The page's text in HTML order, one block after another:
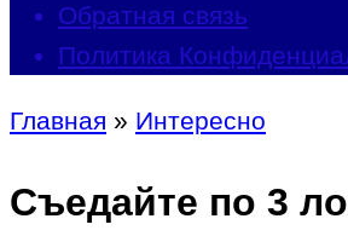
Обратная связь
Политика
Главная » Интересно
Съедайте по 3